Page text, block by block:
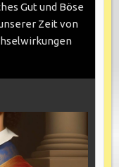
Gut und Böse
Zeit von